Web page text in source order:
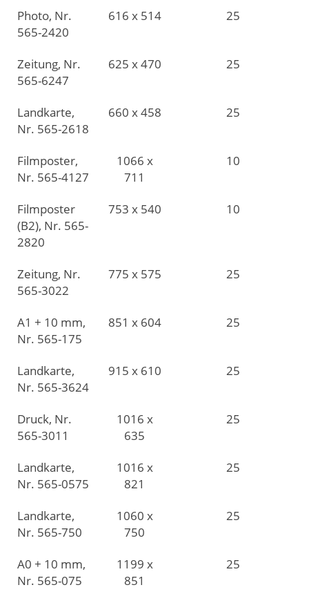
Photo, Nr.
565-2420
616 x 514 25
Zeitung, Nr.
565-6247
625 x 470 25
Landkarte,
Nr. 565-2618
660 x 458 25
Filmposter,
Nr. 565-4127
1066 x
711
10
Filmposter
(B2), Nr. 565-
2820
753 x 540 10
Zeitung, Nr.
565-3022
775 x 575 25
A1 + 10 mm,
Nr. 565-175
851 x 604 25
Landkarte,
Nr. 565-3624
915 x 610 25
Druck, Nr.
565-3011
1016 x
635
25
Landkarte,
Nr. 565-0575
1016 x
821
25
Landkarte,
Nr. 565-750
1060 x
750
25
A0 + 10 mm,
Nr. 565-075
1199 x
851
25